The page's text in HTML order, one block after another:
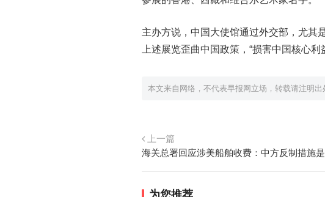
主办方说，中国大使馆通过外交部，尤其
上述展览歪曲中国政策，“损害中国核心利
本文来自网络，不代表早报网立场，转载请注明出
上一篇
为您推荐